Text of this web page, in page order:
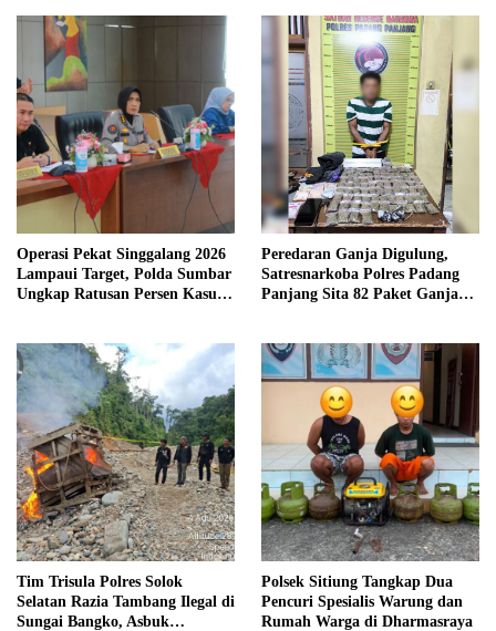
Operasi Pekat Singgalang 2026
Lampaui Target, Polda Sumbar
Ungkap Ratusan Persen Kasus
Peredaran Ganja Digulung,
Satresnarkoba Polres Padang
Panjang Sita 82 Paket Ganja
Tim Trisula Polres Solok
Selatan Razia Tambang Ilegal di
Sungai Bangko, Asbuk
Polsek Sitiung Tangkap Dua
Pencuri Spesialis Warung dan
Rumah Warga di Dharmasraya